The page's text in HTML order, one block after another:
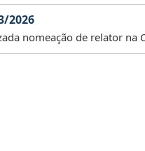
2026
nomeação de relator na